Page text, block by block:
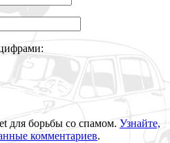
для борьбы со спамом. Узнайте,
комментариев.